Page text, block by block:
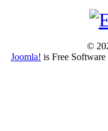
©
Joomla! is Free